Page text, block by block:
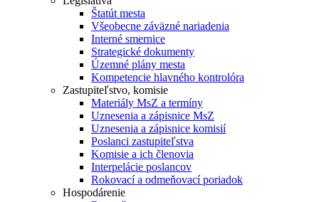
Štatút mesta
Všeobecne záväzné nariadenia
Interné smernice
Strategické dokumenty
Územné plány mesta
Kompetencie hlavného kontrolóra
Zastupiteľstvo, komisie
Materiály MsZ a termíny
Uznesenia a zápisnice MsZ
Uznesenia a zápisnice komisií
Poslanci zastupiteľstva
Komisie a ich členovia
Interpelácie poslancov
Rokovací a odmeňovací poriadok
Hospodárenie